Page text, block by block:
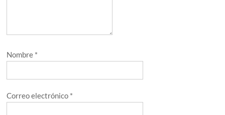
Nombre *
Correo electrónico *